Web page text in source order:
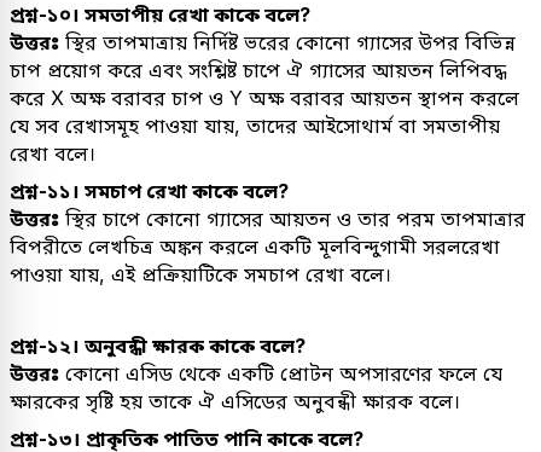
প্রশ্ন-১০। সমতাপীয় রেখা কাকে বলে?
উত্তরঃ স্থির তাপমাত্রায় নির্দিষ্ট ভরের কোনো গ্যাসের উপর বিভিন্ন
চাপ প্রয়োগ করে এবং সংশ্লিষ্ট চাপে ঐ গ্যাসের আয়তন লিপিবদ্ধ
করে X অক্ষ বরাবর চাপ ও Y অক্ষ বরাবর আয়তন স্থাপন করলে
যে সব রেখাসমূহ পাওয়া যায়, তাদের আইসোথার্ম বা সমতাপীয়
রেখা বলে।
প্রশ্ন-১১। সমচাপ রেখা কাকে বলে?
উত্তরঃ স্থির চাপে কোনো গ্যাসের আয়তন ও তার পরম তাপমাত্রার
বিপরীতে লেখচিত্র অঙ্কন করলে একটি মূলবিন্দুগামী সরলরেখা
পাওয়া যায়, এই প্রক্রিয়াটিকে সমচাপ রেখা বলে।
প্রশ্ন-১২। অনুবন্ধী ক্ষারক কাকে বলে?
উত্তরঃ কোনো এসিড থেকে একটি প্রোটন অপসারণের ফলে যে
ক্ষারকের সৃষ্টি হয় তাকে ঐ এসিডের অনুবন্ধী ক্ষারক বলে।
প্রশ্ন-১৩। প্রাকৃতিক পাতিত পানি কাকে বলে?